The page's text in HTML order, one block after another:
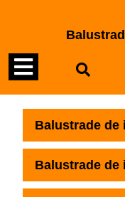
Open
Menu
Balustrade de
Balustrade de